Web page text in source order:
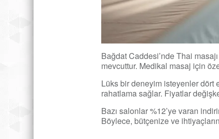
Bağdat Caddesi’nde Thai
mevcuttur. Medikal masaj için
Lüks bir deneyim isteyenler dört
rahatlama sağlar. Fiyatlar
Bazı salonlar %12’ye varan
Böylece, bütçenize ve